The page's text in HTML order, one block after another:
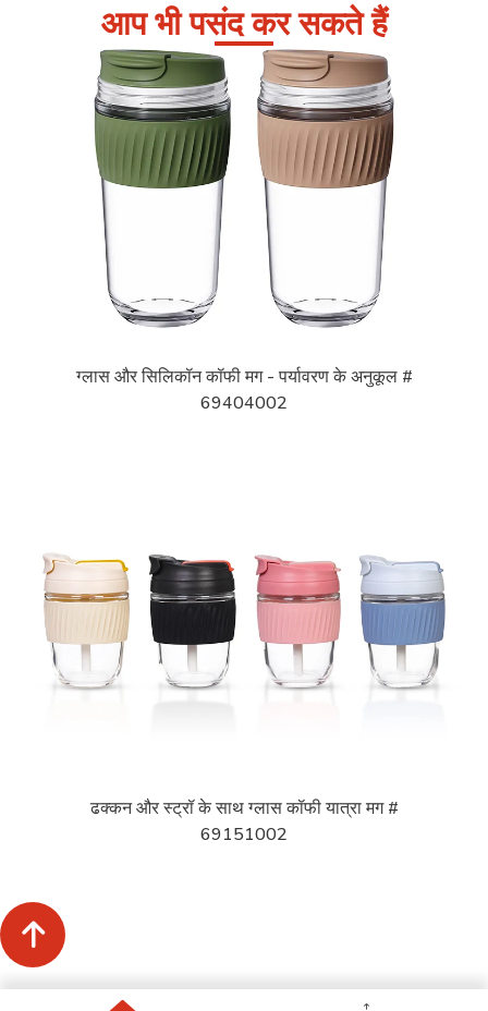
आप भी पसंद कर सकते हैं
ग्लास और सिलिकॉन कॉफी मग - पर्यावरण के अनुकूल #
69404002
ढक्कन और स्ट्रॉ के साथ ग्लास कॉफी यात्रा मग #
69151002